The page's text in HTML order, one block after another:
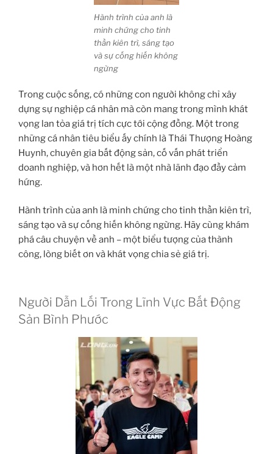
Hành trình của anh là
minh chứng cho tinh
thần kiên trì, sáng tạo
và sự cống hiến không
ngừng
Trong cuộc sống, có những con người không chỉ xây
dựng sự nghiệp cá nhân mà còn mang trong mình khát
vọng lan tỏa giá trị tích cực tới cộng đồng. Một trong
những cá nhân tiêu biểu ấy chính là Thái Thượng Hoàng
Huynh, chuyên gia bất động sản, cố vấn phát triển
doanh nghiệp, và hơn hết là một nhà lãnh đạo đầy cảm
hứng.
Hành trình của anh là minh chứng cho tinh thần kiên trì,
sáng tạo và sự cống hiến không ngừng. Hãy cùng khám
phá câu chuyện về anh – một biểu tượng của thành
công, lòng biết ơn và khát vọng chia sẻ giá trị.
Người Dẫn Lối Trong Lĩnh Vực Bất Động
Sản Bình Phước